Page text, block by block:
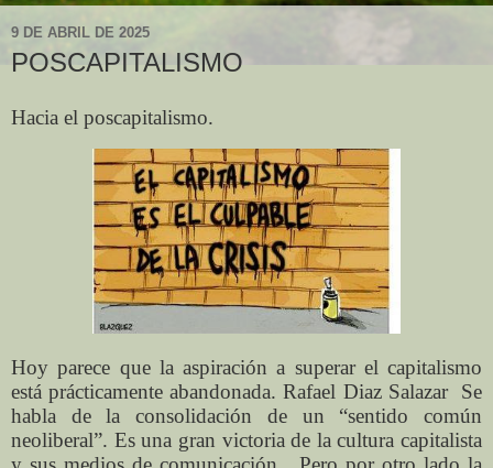
9 DE ABRIL DE 2025
POSCAPITALISMO
Hacia el poscapitalismo.
Hoy parece que la aspiración a superar el capitalismo
está prácticamente abandonada. Rafael Diaz Salazar
Se
habla de la consolidación de un “sentido común
neoliberal”. Es una gran victoria de la cultura capitalista